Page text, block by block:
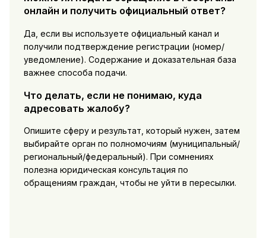
онлайн и получить официальный ответ?
Да, если вы используете официальный канал и
получили подтверждение регистрации (номер/
уведомление). Содержание и доказательная база
важнее способа подачи.
Что делать, если не понимаю, куда
адресовать жалобу?
Опишите сферу и результат, который нужен, затем
выбирайте орган по полномочиям (муниципальный/
региональный/федеральный). При сомнениях
полезна юридическая консультация по
обращениям граждан, чтобы не уйти в пересылки.